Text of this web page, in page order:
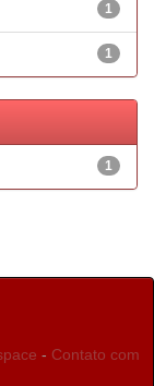
1
1
1
- Contato com